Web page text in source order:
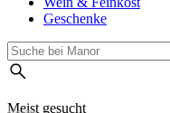
Geschenke
Meist gesucht